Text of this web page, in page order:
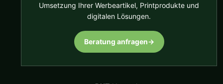
Umsetzung Ihrer Werbeartikel, Printprodukte und
digitalen Lösungen.
Beratung anfragen→